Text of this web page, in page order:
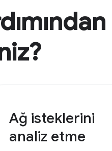
Ağ isteklerini
analiz etme